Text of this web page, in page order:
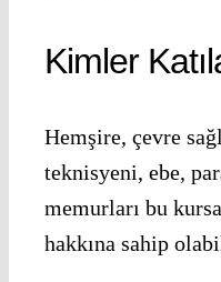
Kimler
Hemşire, çevre
teknisyeni, ebe,
memurları bu
hakkına sahip